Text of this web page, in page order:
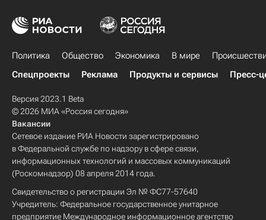
Политика Общество Экономика В мире
Спецпроекты
Реклама Продукты и сервисы Пресс-
Версия 2023.1 Beta
© 2026 МИА «Россия сегодня»
Вакансии
Сетевое издание РИА Новости зарегистрировано
в Федеральной службе по надзору в сфере связи,
информационных технологий и массовых коммуникаций
(Роскомнадзор) 08 апреля 2014 года.
Свидетельство о регистрации Эл № ФС77-57640
Учредитель: Федеральное государственное унитарное
предприятие Международное информационное агентство